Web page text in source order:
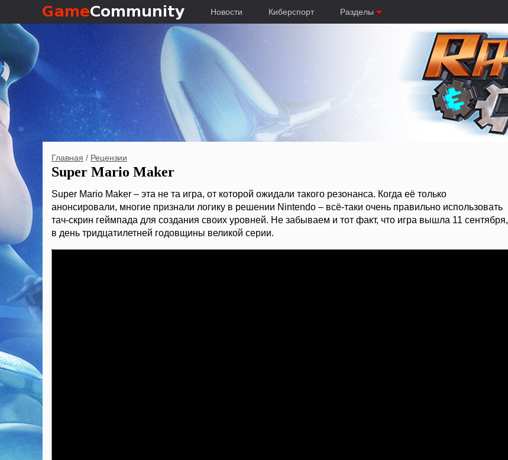
Новости Киберспорт Разделы
Главная / Рецензии
Super Mario Maker
Super Mario Maker – эта не та игра, от которой ожидали такого резонанса. Когда её только
анонсировали, многие признали логику в решении Nintendo – всё-таки очень правильно использовать
тач-скрин геймпада для создания своих уровней. Не забываем и тот факт, что игра вышла 11 сентября,
в день тридцатилетней годовщины великой серии.